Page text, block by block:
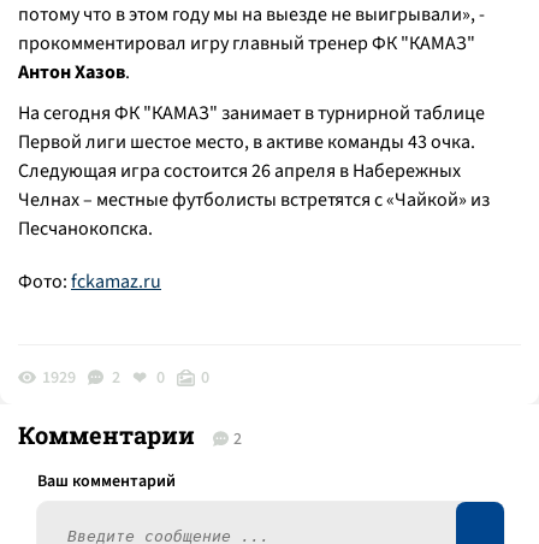
потому что в этом году мы на выезде не выигрывали», -
прокомментировал игру главный тренер ФК "КАМАЗ"
Антон Хазов.
На сегодня ФК "КАМАЗ" занимает в турнирной таблице
Первой лиги шестое место, в активе команды 43 очка.
Следующая игра состоится 26 апреля в Набережных
Челнах – местные футболисты встретятся с «Чайкой» из
Песчанокопска.
Фото:fckamaz.ru
1929 2 0 0
Комментарии 2